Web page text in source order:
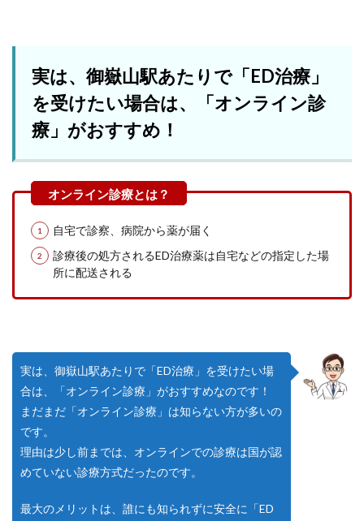
実は、御嶽山駅あたりで「ED治療」
を受けたい場合は、「オンライン診
療」がおすすめ！
自宅で診察、病院から薬が届く
診療後の処方されるED治療薬は自宅などの指定した場
所に配送される
実は、御嶽山駅あたりで「ED治療」を受けたい場
合は、「オンライン診療」がおすすめなのです！
まだまだ「オンライン診療」は知らない方が多いの
です。
理由は少し前までは、オンラインでの診療は国が認
めていない診療方式だったのです。
最大のメリットは、誰にも知られずに安全に「ED